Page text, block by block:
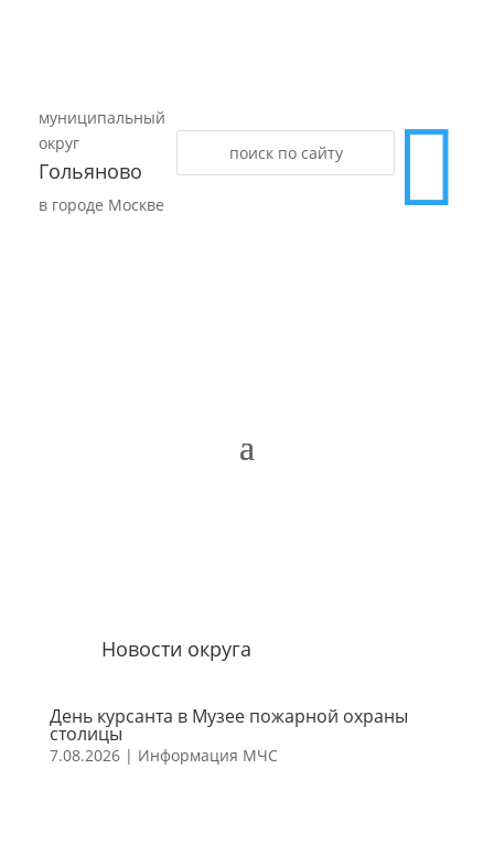
муниципальный
округ
Гольяново
в городе Москве 
Новости округа
День курсанта в Музее пожарной охраны
столицы
7.08.2026| Информация МЧС